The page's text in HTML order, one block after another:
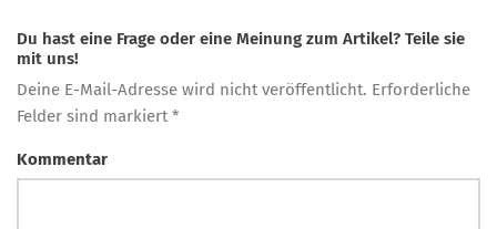
Du hast eine Frage oder eine Meinung zum Artikel? Teile sie
mit uns!
Deine E-Mail-Adresse wird nicht veröffentlicht. Erforderliche
Felder sind markiert *
Kommentar